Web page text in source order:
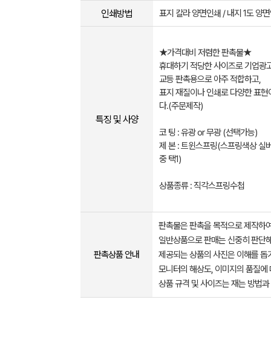
인쇄방법 표지 칼라 양면인쇄 / 내지 1도 양
특징 및 사양
★가격대비 저렴한 판촉물★
휴대하기 적당한 사이즈로 기업광
교등 판촉용으로 아주 적합하고,
표지 재질이나 인쇄로 다양한 표현
다.(주문제작)
코 팅 : 유광 or 무광 (선택가능)
제 본 : 트윈스프링(스프링색상 실
중 택1)
상품종류 : 직각스프링수첩
판촉상품 안내
판촉물은 판촉을 목적으로 제작하
일반상품으로 판매는 신중히 판단
제공되는 상품의 사진은 이해를
모니터의 해상도, 이미지의 품질
상품 규격 및 사이즈는 재는 방법